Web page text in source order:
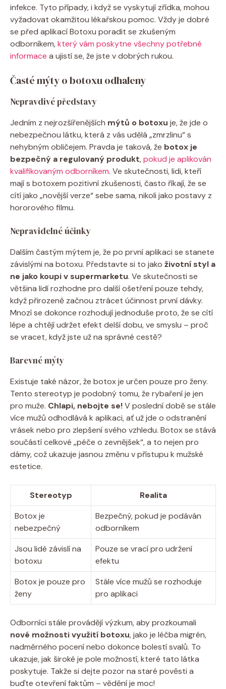
infekce. Tyto případy, i když se vyskytují zřídka, mohou
vyžadovat okamžitou lékařskou pomoc. Vždy je dobré
se před aplikací Botoxu poradit se zkušeným
odborníkem,který vám poskytne všechny potřebné
informace a ujistí se, že jste v dobrých rukou.
Časté mýty o botoxu odhaleny
Nepravdivé představy
Jedním z nejrozšířenějších mýtů o botoxu je, že jde o
nebezpečnou látku, která z vás udělá „zmrzlinu“ s
nehybným obličejem. Pravda je taková, že botox je
bezpečný a regulovaný produkt,pokud je aplikován
kvalifikovaným odborníkem. Ve skutečnosti, lidi, kteří
mají s botoxem pozitivní zkušenosti, často říkají, že se
cítí jako „novější verze“ sebe sama, nikoli jako postavy z
hororového filmu.
Nepravidelné účinky
Dalším častým mýtem je, že po první aplikaci se stanete
závislými na botoxu. Představte si to jako životní styl a
ne jako koupi v supermarketu. Ve skutečnosti se
většina lidí rozhodne pro další ošetření pouze tehdy,
když přirozeně začnou ztrácet účinnost první dávky.
Mnozí se dokonce rozhodují jednoduše proto, že se cítí
lépe a chtějí udržet efekt delší dobu, ve smyslu – proč
se vracet, když jste už na správné cestě?
Barevné mýty
Existuje také názor, že botox je určen pouze pro ženy.
Tento stereotyp je podobný tomu, že rybaření je jen
pro muže. Chlapi, nebojte se!V poslední době se stále
více mužů odhodlává k aplikaci, ať už jde o odstranění
vrásek nebo pro zlepšení svého vzhledu. Botox se stává
součástí celkové „péče o zevnějšek“, a to nejen pro
dámy, což ukazuje jasnou změnu v přístupu k mužské
estetice.
Stereotyp
Realita
Botox je
nebezpečný
Bezpečný, pokud je podáván
odborníkem
Jsou lidé závislí na
botoxu
Pouze se vrací pro udržení
efektu
Botox je pouze pro
ženy
Stále více mužů se rozhoduje
pro aplikaci
Odborníci stále provádějí výzkum, aby prozkoumali
nové možnosti využití botoxu, jako je léčba migrén,
nadměrného pocení nebo dokonce bolestí svalů. To
ukazuje, jak široké je pole možností, které tato látka
poskytuje. Takže si dejte pozor na staré pověsti a
buďte otevření faktům – vědění je moc!